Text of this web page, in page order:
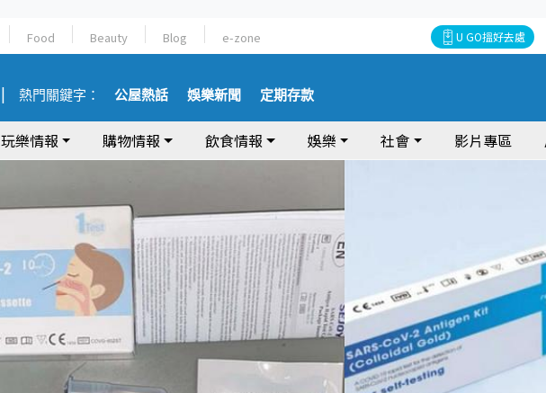
Food Beauty Blog e-zone U GO搵好去處
熱門關鍵字： 公屋熱話 娛樂新聞 定期存款
玩樂情報 購物情報 飲食情報 娛樂 社會 影片專區